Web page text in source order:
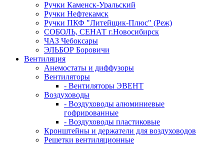
Ручки Каменск-Уральский
Ручки Нефтекамск
Ручки ПКФ "Литейщик-Плюс" (Реж)
СОБОЛЬ, СЕНАТ г.Новосибирск
ЧАЗ Чебоксары
ЭЛЬБОР Боровичи
Вентиляция
Анемостаты и диффузоры
Вентиляторы
- Вентиляторы ЭВЕНТ
Воздуховоды
- Воздуховоды алюминиевые
гофрированные
- Воздуховоды пластиковые
Кронштейны и держатели для воздуховодов
Решетки вентиляционные